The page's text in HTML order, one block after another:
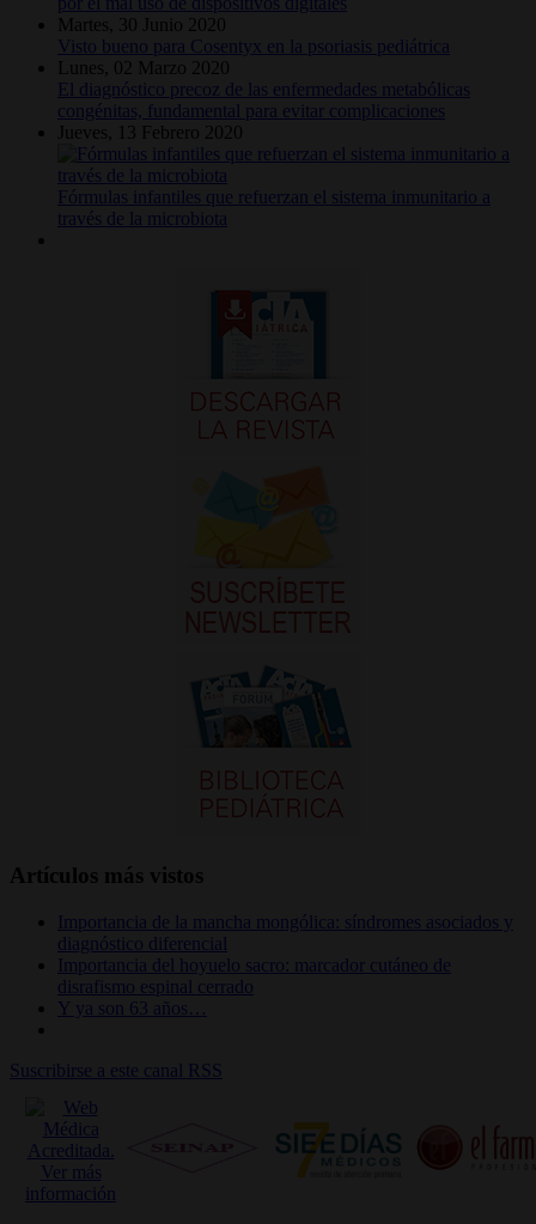
Martes, 30 Junio 2020
Visto bueno para Cosentyx en la psoriasis pediátrica
Lunes, 02 Marzo 2020
El diagnóstico precoz de las enfermedades metabólicas
congénitas, fundamental para evitar complicaciones
Jueves, 13 Febrero 2020
Fórmulas infantiles que refuerzan el sistema inmunitario a
través de la microbiota
Artículos más vistos
Importancia de la mancha mongólica: síndromes asociados y
diagnóstico diferencial
Importancia del hoyuelo sacro: marcador cutáneo de
disrafismo espinal cerrado
Y ya son 63 años…
Suscribirse a este canal RSS